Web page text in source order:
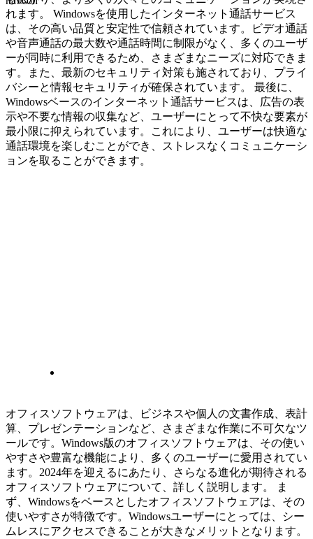
れます。 Windowsを使用したインターネット通話サービス
は、その高い品質と安定性で信頼されています。ビデオ通話
や音声通話の最大数や通話時間に制限がなく、多くのユーザ
ーが同時に利用できるため、さまざまなニーズに対応できま
す。また、最新のセキュリティ対策も施されており、プライ
バシーと情報セキュリティが確保されています。 最後に、
Windowsベースのインターネット通話サービスは、広告の表
示や不要な情報の収集など、ユーザーにとって不快な要素が
最小限に抑えられています。これにより、ユーザーは快適な
通話環境を楽しむことができ、ストレスなくコミュニケーシ
ョンを取ることができます。
オフィスソフトウェアは、ビジネスや個人の文書作成、表計
算、プレゼンテーションなど、さまざまな作業に不可欠なツ
ールです。Windows版のオフィスソフトウェアは、その使い
やすさや豊富な機能により、多くのユーザーに愛用されてい
ます。2024年を迎えるにあたり、さらなる進化が期待される
オフィスソフトウェアについて、詳しく説明します。 ま
ず、Windowsをベースとしたオフィスソフトウェアは、その
使いやすさが特徴です。Windowsユーザーにとっては、シー
ムレスにアクセスできることが大きなメリットとなります。